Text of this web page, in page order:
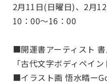
2月11日(日曜日)、2月
10：00～16：00
■開運書アーティスト
「古代文字ボディペイ
■イラスト画 悟水晴ー